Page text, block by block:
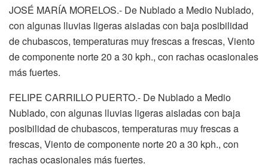
JOSÉ MARÍA MORELOS.- De Nublado a Medio Nublado,
con algunas lluvias ligeras aisladas con baja posibilidad
de chubascos, temperaturas muy frescas a frescas, Viento
de componente norte 20 a 30 kph., con rachas ocasionales
más fuertes.
FELIPE CARRILLO PUERTO.- De Nublado a Medio
Nublado, con algunas lluvias ligeras aisladas con baja
posibilidad de chubascos, temperaturas muy frescas a
frescas, Viento de componente norte 20 a 30 kph., con
rachas ocasionales más fuertes.